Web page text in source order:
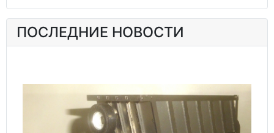
ПОСЛЕДНИЕ НОВОСТИ